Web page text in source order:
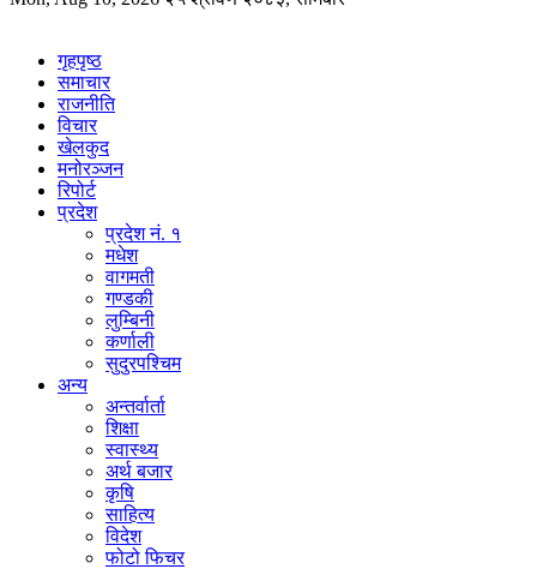
गृहपृष्ठ
समाचार
राजनीति
विचार
खेलकुद
मनोरञ्जन
रिपोर्ट
प्रदेश
प्रदेश नं. १
मधेश
वागमती
गण्डकी
लुम्बिनी
कर्णाली
सुदुरपश्चिम
अन्य
अन्तर्वार्ता
शिक्षा
स्वास्थ्य
अर्थ बजार
कृषि
साहित्य
विदेश
फोटो फिचर